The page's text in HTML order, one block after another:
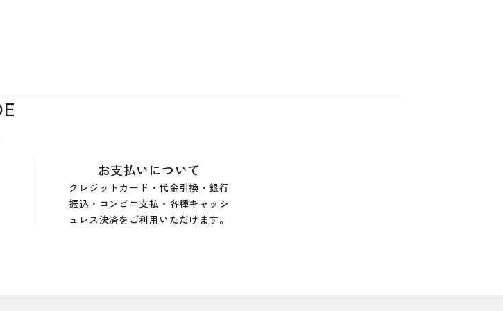
お支払いについて
クレジットカード・代金引換・銀行
振込・コンビニ支払・各種キャッシ
ュレス決済をご利用いただけます。